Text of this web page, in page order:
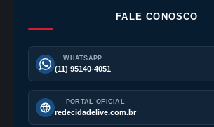
FALE CONOSCO
WHATSAPP
(11) 95140-4051
PORTAL OFICIAL
redecidadelive.com.br